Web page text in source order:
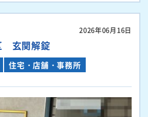
2026年06月16日
玄関解錠
住宅・店舗・事務所